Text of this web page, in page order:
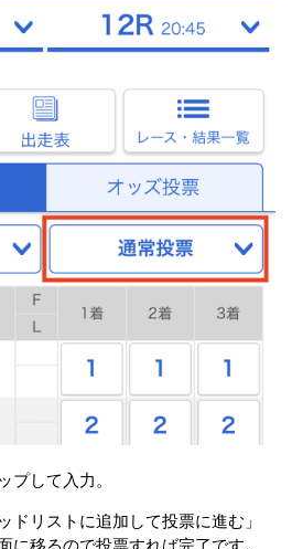
して入力。
ドリストに追加して投票に進む」
に移るので投票すれば完了です。